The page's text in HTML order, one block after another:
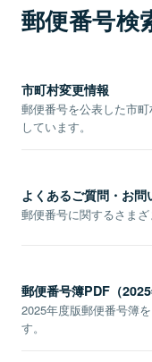
郵便番号検
市町村変更情報
郵便番号を公表した市
しています。
よくあるご質問・お問
郵便番号に関するさまざ
郵便番号簿PDF（2025
2025年度版郵便番号簿
す。